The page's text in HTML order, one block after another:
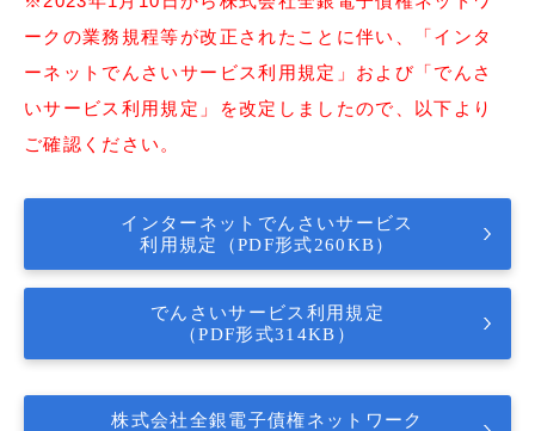
ークの業務規程等が改正されたことに伴い、「インタ
ーネットでんさいサービス利用規定」および「でんさ
いサービス利用規定」を改定しましたので、以下より
ご確認ください。
インターネットでんさいサービス
利用規定（PDF形式260KB）
でんさいサービス利用規定
（PDF形式314KB）
株式会社全銀電子債権ネットワーク